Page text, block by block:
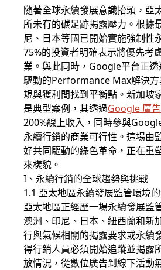
隨著全球永續發展意識抬頭，亞
所未有的碳足跡揭露壓力。根據
尼、日本等國已開始實施強制性
75%的投資者明確表示將優先考
業。與此同時，Google平台正
驅動的Performance Max解決
規與獲利間找到平衡點。新加坡
是典型案例，其透過Google 廣告
200%線上收入，同時參與
永續行銷的商業可行性。這場由
好共同驅動的綠色革命，正在重
來樣貌。
I、永續行銷的全球趨勢與挑戰
1.1 亞太地區永續發展監管環境
亞太地區正經歷一場永續發展監
澳洲、印尼、日本、紐西蘭和新
行與氣候相關的揭露要求或永續
得行銷人員必須開始追蹤並揭露
放情況，從數位廣告到線下活動